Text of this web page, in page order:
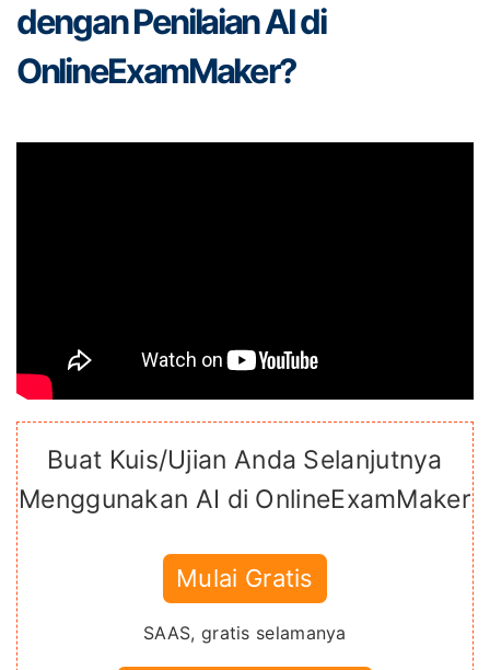
dengan Penilaian AI di
OnlineExamMaker?
Buat Kuis/Ujian Anda Selanjutnya
Menggunakan AI di OnlineExamMaker
Mulai Gratis
SAAS, gratis selamanya